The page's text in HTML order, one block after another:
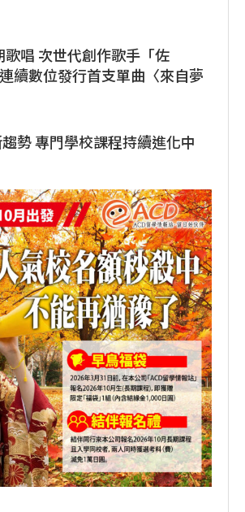
歌唱 次世代創作歌手「佐
續數位發行首支單曲〈來自夢
勢 專門學校課程持續進化中